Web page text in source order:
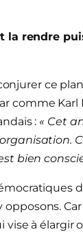
la rendre
ce
comme Karl
: « Cet
bien
vise à